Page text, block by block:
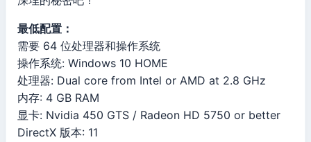
最低配置：
需要 64 位处理器和操作系统
操作系统: Windows 10 HOME
处理器: Dual core from Intel or AMD at 2.8 GHz
内存: 4 GB RAM
显卡: Nvidia 450 GTS / Radeon HD 5750 or better
DirectX 版本: 11